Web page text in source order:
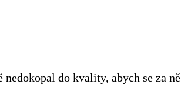
nedokopal do kvality, abych se za ně